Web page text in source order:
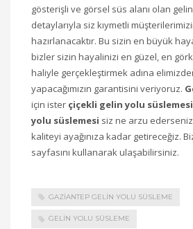
gösterişli ve görsel süs alanı olan
detaylarıyla siz kıymetli
hazırlanacaktır. Bu sizin en büyük
bizler sizin hayalinizi en güzel, en
haliyle gerçekleştirmek adına
yapacağımızın garantisini veriyoruz.
için ister çiçekli gelin yolu süslemesi
yolu süslemesi siz ne arzu ederseniz
kaliteyi ayağınıza kadar getireceğiz.
sayfasını kullanarak ulaşabilirsiniz.
GAZIANTEP GELIN YOLU SÜSLEME
GELIN YOLU SÜSLEME